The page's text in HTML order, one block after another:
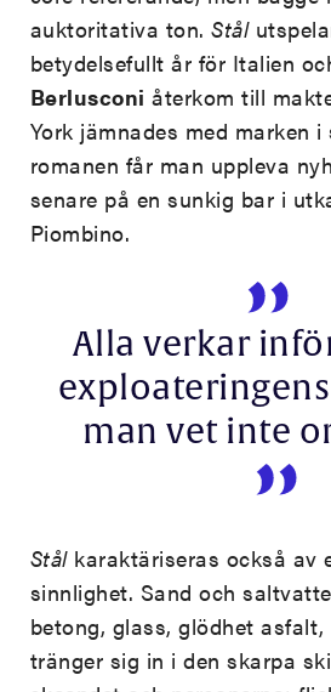
auktoritativa ton.Stål
betydelsefullt år för Italien
Berlusconi återkom till
York jämnades med marken i
romanen får man uppleva
senare på en sunkig bar i
Piombino.
Alla verkar
man vet inte
Stålkaraktäriseras också av
sinnlighet. Sand och
betong, glass, glödhet
tränger sig in i den skarpa